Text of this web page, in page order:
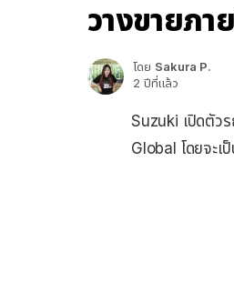
วางขายภ
โดย Sakura P.
2 ปีที่แล้ว
Suzuki เปิดตัว
Global โดยจะ